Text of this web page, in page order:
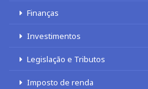
Finanças
Investimentos
Legislação e Tributos
Imposto de renda